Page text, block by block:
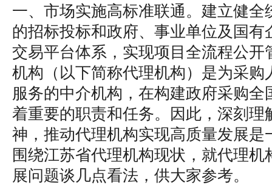
一、市场实施高标准联通。建立健全
的招标投标和政府、事业单位及国有
交易平台体系，实现项目全流程公开
机构（以下简称代理机构）是为采购
服务的中介机构，在构建政府采购全
着重要的职责和任务。因此，深刻理
神，推动代理机构实现高质量发展是
围绕江苏省代理机构现状，就代理
展问题谈几点看法，供大家参考。